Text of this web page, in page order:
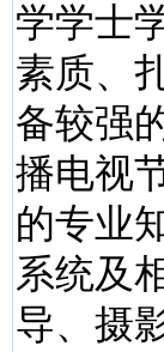
学学士
素质、
备较强
播电视
的专业
系统及
导、摄